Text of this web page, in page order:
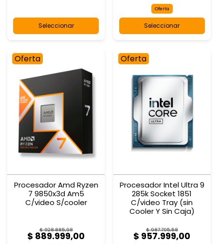
Seleccionar
Oferta
Seleccionar
Oferta
Procesador Amd Ryzen
7 9850x3d Am5
C/video S/cooler
$ 928.885,98
$ 889.999,00
Oferta
Procesador Intel Ultra 9
285k Socket 1851
C/video Tray (sin
Cooler Y Sin Caja)
$ 987.705,58
$ 957.999,00